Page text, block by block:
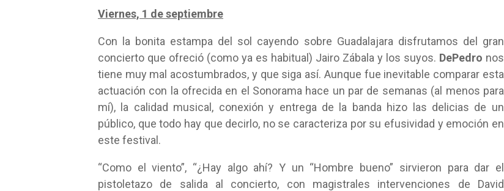
Viernes, 1 de septiembre
Con la bonita estampa del sol cayendo sobre Guadalajara disfrutamos del gran
concierto que ofreció (como ya es habitual) Jairo Zábala y los suyos. DePedro nos
tiene muy mal acostumbrados, y que siga así. Aunque fue inevitable comparar esta
actuación con la ofrecida en el Sonorama hace un par de semanas (al menos para
mí), la calidad musical, conexión y entrega de la banda hizo las delicias de un
público, que todo hay que decirlo, no se caracteriza por su efusividad y emoción en
este festival.
“Como el viento”, “¿Hay algo ahí? Y un “Hombre bueno” sirvieron para dar el
pistoletazo de salida al concierto, con magistrales intervenciones de David